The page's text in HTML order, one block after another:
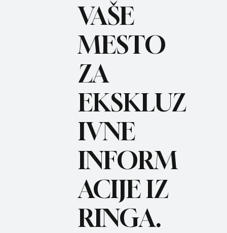
REC
VAŠE
MESTO
ZA
EKSKLUZ
IVNE
INFORM
ACIJE IZ
RINGA.